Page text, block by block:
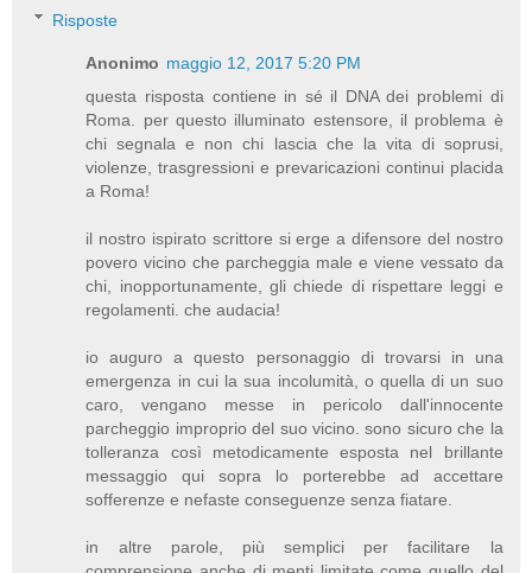
Risposte
Anonimo maggio 12, 2017 5:20 PM
questa risposta contiene in sé il DNA dei problemi di
Roma. per questo illuminato estensore, il problema è
chi segnala e non chi lascia che la vita di soprusi,
violenze, trasgressioni e prevaricazioni continui placida
a Roma!
il nostro ispirato scrittore si erge a difensore del nostro
povero vicino che parcheggia male e viene vessato da
chi, inopportunamente, gli chiede di rispettare leggi e
regolamenti. che audacia!
io auguro a questo personaggio di trovarsi in una
emergenza in cui la sua incolumità, o quella di un suo
caro, vengano messe in pericolo dall'innocente
parcheggio improprio del suo vicino. sono sicuro che la
tolleranza così metodicamente esposta nel brillante
messaggio qui sopra lo porterebbe ad accettare
sofferenze e nefaste conseguenze senza fiatare.
in altre parole, più semplici per facilitare la